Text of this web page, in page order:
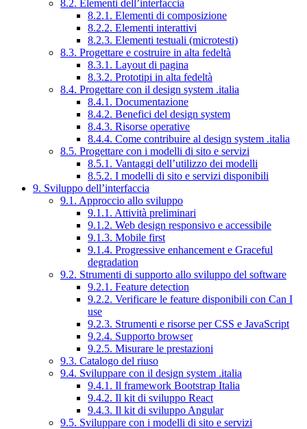
8.2. Elementi dell’interfaccia
8.2.1. Elementi di composizione
8.2.2. Elementi interattivi
8.2.3. Elementi testuali (microtesti)
8.3. Progettare e costruire in alta fedeltà
8.3.1. Layout di pagina
8.3.2. Prototipi in alta fedeltà
8.4. Progettare con il design system .italia
8.4.1. Documentazione
8.4.2. Benefici del design system
8.4.3. Risorse operative
8.4.4. Come contribuire al design system .italia
8.5. Progettare con i modelli di sito e servizi
8.5.1. Vantaggi dell’utilizzo dei modelli
8.5.2. I modelli di sito e servizi disponibili
9. Sviluppo dell’interfaccia
9.1. Approccio allo sviluppo
9.1.1. Attività preliminari
9.1.2. Web design responsivo e accessibile
9.1.3. Mobile first
9.1.4. Progressive enhancement e Graceful
degradation
9.2. Strumenti di supporto allo sviluppo del software
9.2.1. Feature detection
9.2.2. Verificare le feature disponibili con Can I
use
9.2.3. Strumenti e risorse per CSS e JavaScript
9.2.4. Supporto browser
9.2.5. Misurare le prestazioni
9.3. Catalogo del riuso
9.4. Sviluppare con il design system .italia
9.4.1. Il framework Bootstrap Italia
9.4.2. Il kit di sviluppo React
9.4.3. Il kit di sviluppo Angular
9.5. Sviluppare con i modelli di sito e servizi